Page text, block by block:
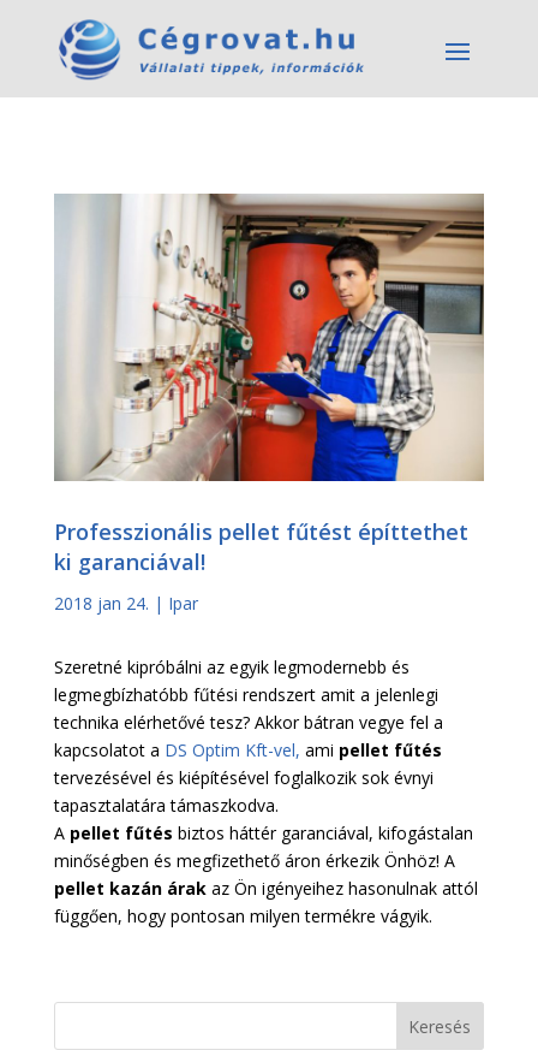
Professzionális pellet fűtést építtethet
ki garanciával!
2018 jan 24. | Ipar
Szeretné kipróbálni az egyik legmodernebb és
legmegbízhatóbb fűtési rendszert amit a jelenlegi
technika elérhetővé tesz? Akkor bátran vegye fel a
kapcsolatot a DS Optim Kft-vel, ami pellet fűtés
tervezésével és kiépítésével foglalkozik sok évnyi
tapasztalatára támaszkodva.
A pellet fűtés biztos háttér garanciával, kifogástalan
minőségben és megfizethető áron érkezik Önhöz! A
pellet kazán árakaz Ön igényeihez hasonulnak attól
függően, hogy pontosan milyen termékre vágyik.